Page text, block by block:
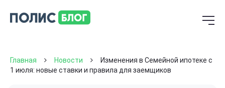
Главная Новости
Изменения в Семейной ипотеке с
1 июля: новые ставки и правила для заемщиков